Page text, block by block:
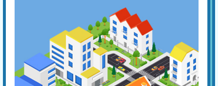
便器・タンク交換
基本料
3,000円 W
EB
限
定
割
引
作業費
27,500
合計 27,500 円〜
経年劣化による便器やトイレタンクのひび割れは、水漏れなどを生じ
て、フロアや壁の損傷に繋がります。早めに新品に交換することが勧め
られますが、これを機に、壁や床を含めたトータルなリフォームを考え